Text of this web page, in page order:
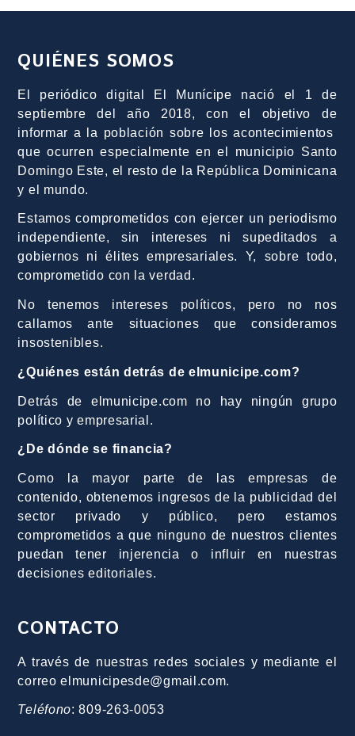
QUIÉNES SOMOS
El periódico digital El Munícipe nació el 1 de
septiembre del año 2018, con el objetivo de
informar a la población sobre los acontecimientos
que ocurren especialmente en el municipio Santo
Domingo Este, el resto de la República Dominicana
y el mundo.
Estamos comprometidos con ejercer un periodismo
independiente, sin intereses ni supeditados a
gobiernos ni élites empresariales. Y, sobre todo,
comprometido con la verdad.
No tenemos intereses políticos, pero no nos
callamos ante situaciones que consideramos
insostenibles.
¿Quiénes están detrás de elmunicipe.com?
Detrás de elmunicipe.com no hay ningún grupo
político y empresarial.
¿De dónde se financia?
Como la mayor parte de las empresas de
contenido, obtenemos ingresos de la publicidad del
sector privado y público, pero estamos
comprometidos a que ninguno de nuestros clientes
puedan tener injerencia o influir en nuestras
decisiones editoriales.
CONTACTO
A través de nuestras redes sociales y mediante el
correo elmunicipesde@gmail.com.
Teléfono: 809-263-0053